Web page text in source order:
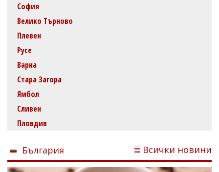
София
Велико Търново
Плевен
Русе
Варна
Стара Загора
Ямбол
Сливен
Пловдив
България Всички новини